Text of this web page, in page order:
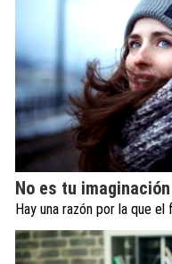
No es tu imaginación
Hay una razón por la que